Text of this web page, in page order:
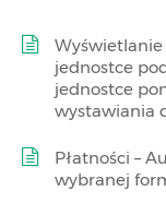
jednostce
jednostce
wystawiania
Płatności –
wybranej